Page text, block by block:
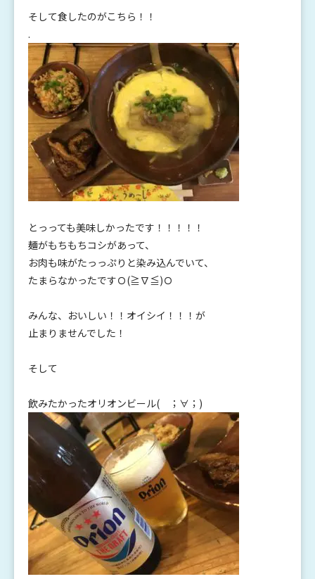
そして食したのがこちら！！
.
とっっても美味しかったです！！！！！
麺がもちもちコシがあって、
お肉も味がたっっぷりと染み込んでいて、
たまらなかったですＯ(≧∇≦)Ｏ
みんな、おいしい！！オイシイ！！！が
止まりませんでした！
そして
飲みたかったオリオンビール( ；∀；)